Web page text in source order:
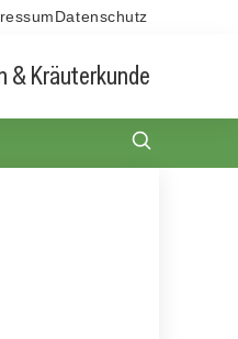
Datenschutz
& Kräuterkunde